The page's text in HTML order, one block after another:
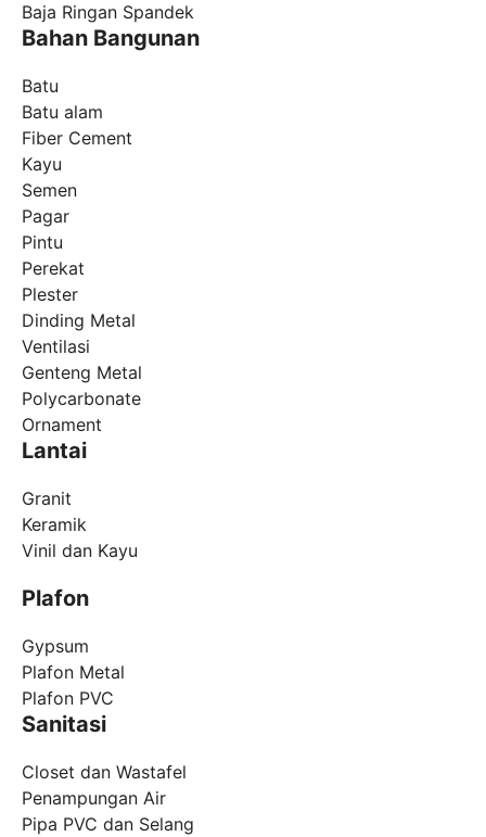
Baja Ringan Spandek
Bahan Bangunan
Batu
Batu alam
Fiber Cement
Kayu
Semen
Pagar
Pintu
Perekat
Plester
Dinding Metal
Ventilasi
Genteng Metal
Polycarbonate
Ornament
Lantai
Granit
Keramik
Vinil dan Kayu
Plafon
Gypsum
Plafon Metal
Plafon PVC
Sanitasi
Closet dan Wastafel
Penampungan Air
Pipa PVC dan Selang